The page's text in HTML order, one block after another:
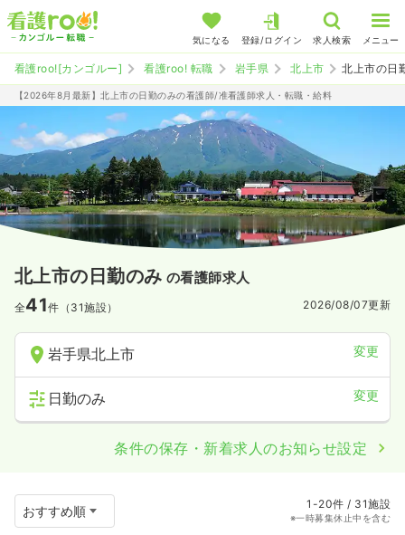
気になる 登録/ログイン 求人検索 メニュー
看護roo![カンゴルー] 看護roo! 転職 岩手県 北上市 北上市の日
【2026年8月最新】北上市の日勤のみの看護師/准看護師求人・転職・給料
北上市の日勤のみ の看護師求人
全41件（31施設） 2026/08/07更新
岩手県北上市 変更
日勤のみ 変更
条件の保存・新着求人のお知らせ設定
1-20件 / 31施設
※一時募集休止中を含む